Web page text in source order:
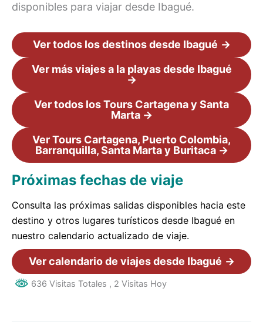
disponibles para viajar desde Ibagué.
Ver todos los destinos desde Ibagué →
Ver más viajes a la playas desde Ibagué
→
Ver todos los Tours Cartagena y Santa
Marta →
Ver Tours Cartagena, Puerto Colombia,
Barranquilla, Santa Marta y Buritaca →
Próximas fechas de viaje
Consulta las próximas salidas disponibles hacia este
destino y otros lugares turísticos desde Ibagué en
nuestro calendario actualizado de viaje.
Ver calendario de viajes desde Ibagué →
636 Visitas Totales , 2 Visitas Hoy